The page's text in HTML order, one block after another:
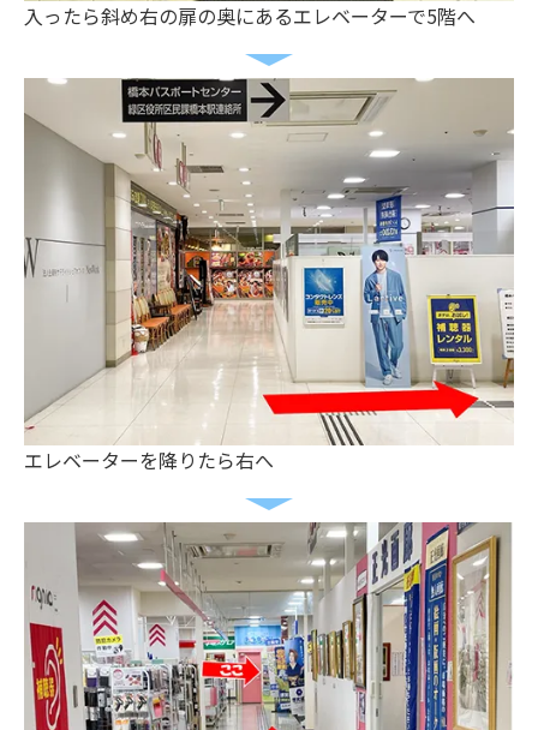
入ったら斜め右の扉の奥にあるエレベーターで5階へ
エレベーターを降りたら右へ